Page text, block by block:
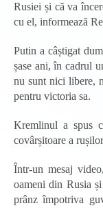
Rusiei și că va
cu el, informează
Putin a câștigat
șase ani, în cadrul
nu sunt nici libere,
pentru victoria sa.
Kremlinul a spus
covârșitoare a
Într-un mesaj
oameni din Rusia
prânz împotriva